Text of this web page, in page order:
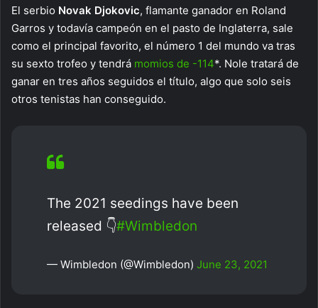
El serbio Novak Djokovic, flamante ganador en Roland
Garros y todavía campeón en el pasto de Inglaterra, sale
como el principal favorito, el número 1 del mundo va tras
su sexto trofeo y tendrá momios de -114*. Nole tratará de
ganar en tres años seguidos el título, algo que solo seis
otros tenistas han conseguido.
The 2021 seedings have been
released 👇#Wimbledon
— Wimbledon (@Wimbledon) June 23, 2021